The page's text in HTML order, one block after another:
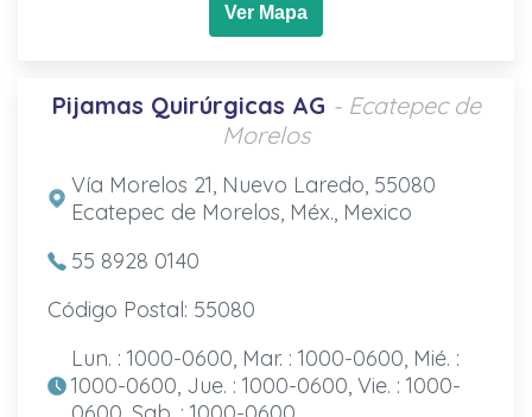
Ver Mapa
Pijamas Quirúrgicas AG - Ecatepec de
Morelos
Vía Morelos 21, Nuevo Laredo, 55080
Ecatepec de Morelos, Méx., Mexico
55 8928 0140
Código Postal: 55080
Lun. : 1000-0600, Mar. : 1000-0600, Mié. :
1000-0600, Jue. : 1000-0600, Vie. : 1000-